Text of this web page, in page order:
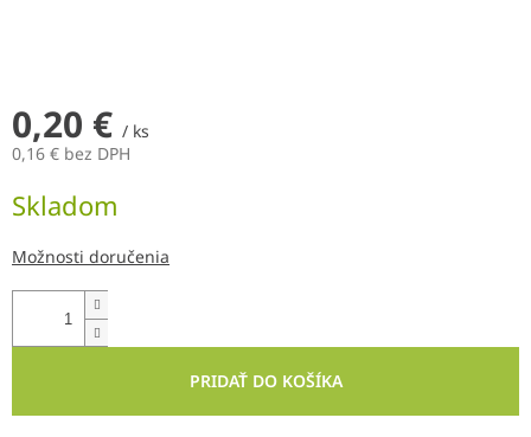
0,20 € / ks
0,16 € bez DPH
cena:
Skladom
Možnosti doručenia
PRIDAŤ DO KOŠÍKA